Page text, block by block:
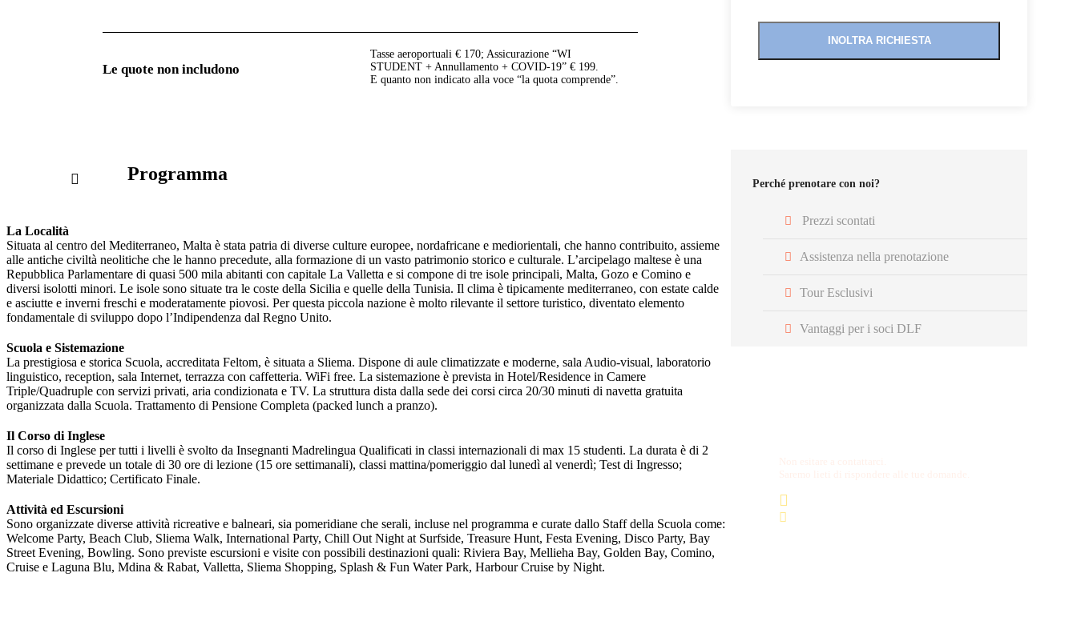
Perché prenotare con noi?
Prezzi scontati
Assistenza nella prenotazione
Tour Esclusivi
Vantaggi per i soci DLF
Le quote non includono
Tasse aeroportuali € 170; Assicurazione “WI
STUDENT + Annullamento + COVID-19” € 199.
E quanto non indicato alla voce “la quota comprende”.
Programma
La Località
Situata al centro del Mediterraneo, Malta è stata patria di diverse culture europee, nordafricane e mediorientali, che hanno contribuito, assieme
alle antiche civiltà neolitiche che le hanno precedute, alla formazione di un vasto patrimonio storico e culturale. L’arcipelago maltese è una
Repubblica Parlamentare di quasi 500 mila abitanti con capitale La Valletta e si compone di tre isole principali, Malta, Gozo e Comino e
diversi isolotti minori. Le isole sono situate tra le coste della Sicilia e quelle della Tunisia. Il clima è tipicamente mediterraneo, con estate calde
e asciutte e inverni freschi e moderatamente piovosi. Per questa piccola nazione è molto rilevante il settore turistico, diventato elemento
fondamentale di sviluppo dopo l’Indipendenza dal Regno Unito.
Scuola e Sistemazione
La prestigiosa e storica Scuola, accreditata Feltom, è situata a Sliema. Dispone di aule climatizzate e moderne, sala Audio-visual, laboratorio
linguistico, reception, sala Internet, terrazza con caffetteria. WiFi free. La sistemazione è prevista in Hotel/Residence in Camere
Triple/Quadruple con servizi privati, aria condizionata e TV. La struttura dista dalla sede dei corsi circa 20/30 minuti di navetta gratuita
organizzata dalla Scuola. Trattamento di Pensione Completa (packed lunch a pranzo).
Il Corso di Inglese
Il corso di Inglese per tutti i livelli è svolto da Insegnanti Madrelingua Qualificati in classi internazionali di max 15 studenti. La durata è di 2
settimane e prevede un totale di 30 ore di lezione (15 ore settimanali), classi mattina/pomeriggio dal lunedì al venerdì; Test di Ingresso;
Materiale Didattico; Certificato Finale.
Attività ed Escursioni
Sono organizzate diverse attività ricreative e balneari, sia pomeridiane che serali, incluse nel programma e curate dallo Staff della Scuola come:
Welcome Party, Beach Club, Sliema Walk, International Party, Chill Out Night at Surfside, Treasure Hunt, Festa Evening, Disco Party, Bay
Street Evening, Bowling. Sono previste escursioni e visite con possibili destinazioni quali: Riviera Bay, Mellieha Bay, Golden Bay, Comino,
Cruise e Laguna Blu, Mdina & Rabat, Valletta, Sliema Shopping, Splash & Fun Water Park, Harbour Cruise by Night.